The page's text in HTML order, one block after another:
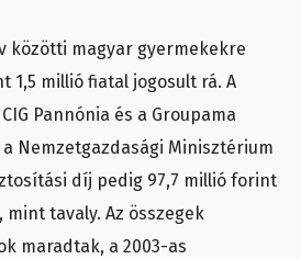
közötti magyar gyermekekre
1,5 millió fiatal jogosult rá. A
Pannónia és a Groupama
Nemzetgazdasági Minisztérium
díj pedig 97,7 millió forint
tavaly. Az összegek
maradtak, a 2003-as